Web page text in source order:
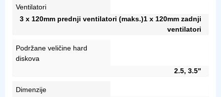
Ventilatori
3 x 120mm prednji ventilatori (maks.)1 x 120mm zadnji
ventilatori
Podržane veličine hard
diskova
2.5, 3.5"
Dimenzije